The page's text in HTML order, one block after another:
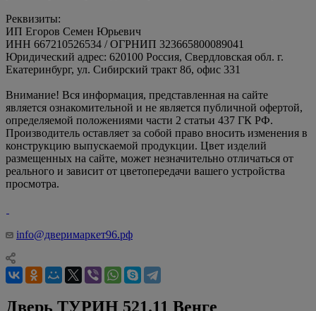
Реквизиты:
ИП Егоров Семен Юрьевич
ИНН 667210526534 / ОГРНИП 323665800089041
Юридический адрес: 620100 Россия, Свердловская обл. г.
Екатеринбург, ул. Сибирский тракт 8б, офис 331
Внимание! Вся информация, представленная на сайте
является ознакомительной и не является публичной офертой,
определяемой положениями части 2 статьи 437 ГК РФ.
Производитель оставляет за собой право вносить изменения в
конструкцию выпускаемой продукции. Цвет изделий
размещенных на сайте, может незначительно отличаться от
реального и зависит от цветопередачи вашего устройства
просмотра.
info@дверимаркет96.рф
Дверь ТУРИН 521.11 Венге